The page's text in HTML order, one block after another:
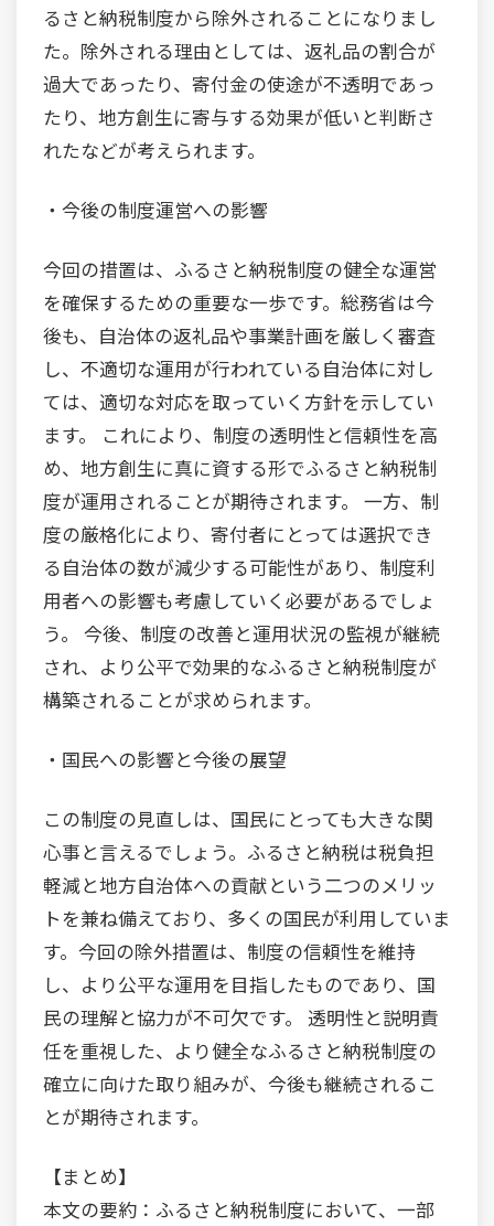
るさと納税制度から除外されることになりまし
た。除外される理由としては、返礼品の割合が
過大であったり、寄付金の使途が不透明であっ
たり、地方創生に寄与する効果が低いと判断さ
れたなどが考えられます。
・今後の制度運営への影響
今回の措置は、ふるさと納税制度の健全な運営
を確保するための重要な一歩です。総務省は今
後も、自治体の返礼品や事業計画を厳しく審査
し、不適切な運用が行われている自治体に対し
ては、適切な対応を取っていく方針を示してい
ます。 これにより、制度の透明性と信頼性を高
め、地方創生に真に資する形でふるさと納税制
度が運用されることが期待されます。 一方、制
度の厳格化により、寄付者にとっては選択でき
る自治体の数が減少する可能性があり、制度利
用者への影響も考慮していく必要があるでしょ
う。 今後、制度の改善と運用状況の監視が継続
され、より公平で効果的なふるさと納税制度が
構築されることが求められます。
・国民への影響と今後の展望
この制度の見直しは、国民にとっても大きな関
心事と言えるでしょう。ふるさと納税は税負担
軽減と地方自治体への貢献という二つのメリッ
トを兼ね備えており、多くの国民が利用していま
す。今回の除外措置は、制度の信頼性を維持
し、より公平な運用を目指したものであり、国
民の理解と協力が不可欠です。 透明性と説明責
任を重視した、より健全なふるさと納税制度の
確立に向けた取り組みが、今後も継続されるこ
とが期待されます。
【まとめ】
本文の要約：ふるさと納税制度において、一部